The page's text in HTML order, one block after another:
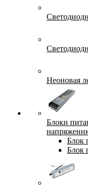
Неоновая
Блоки
Блок
Блок